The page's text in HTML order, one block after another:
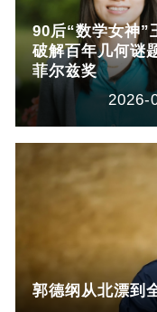
90后“数学女神”
破解百年几何谜
菲尔兹奖
2026-
郭德纲从北漂到